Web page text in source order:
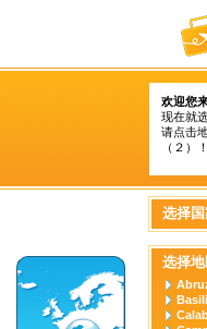
欢迎您
现在就
请点击
（２）！
选择
选择